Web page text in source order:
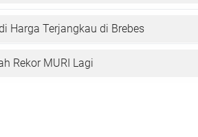
Harga Terjangkau di Brebes
Rekor MURI Lagi